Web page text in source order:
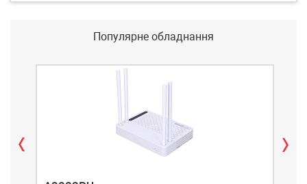
Популярне обладнання